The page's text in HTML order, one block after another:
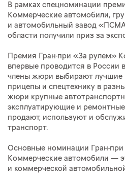
В рамках спецноминации
Коммерческие автомобили,
и автомобильный завод
области получили приз за
Премия Гран-при «За рулем»
впервые проводится в России
члены жюри выбирают лучшие
прицепы и спецтехнику в
жюри крупные
эксплуатирующие и
продают, используют и
транспорт.
Основные номинации Гран-
Коммерческие автомобили —
и коммерческой